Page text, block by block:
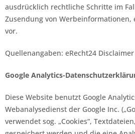
ausdrücklich rechtliche Schritte im
Zusendung von Werbeinformationen,
vor.
Quellenangaben: eRecht24 Disclaimer
Google Analytics-
Diese Website benutzt Google
Webanalysedienst der Google Inc.
verwendet sog. „Cookies“,